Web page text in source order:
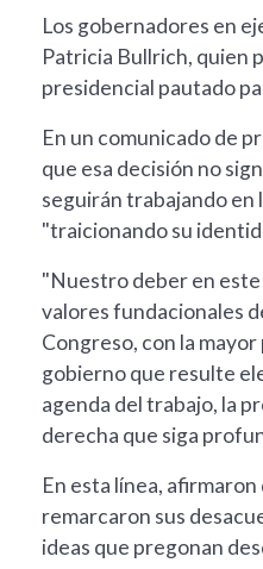
Los gobernadores en
Patricia Bullrich, quien
presidencial pautado
En un comunicado de
que esa decisión no
seguirán trabajando en
"traicionando su
"Nuestro deber en
valores fundacionales
Congreso, con la
gobierno que resulte
agenda del trabajo, la
derecha que siga
En esta línea,
remarcaron sus
ideas que pregonan